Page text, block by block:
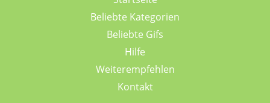
Beliebte Kategorien
Beliebte Gifs
Hilfe
Weiterempfehlen
Kontakt